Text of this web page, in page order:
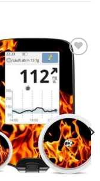
Wunschliste
hinzufügen